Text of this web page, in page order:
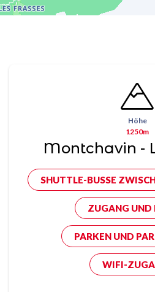
Höhe
1250m
Montchavin -
SHUTTLE-BUSSE
ZUGANG UND
PARKEN UND
WIFI-